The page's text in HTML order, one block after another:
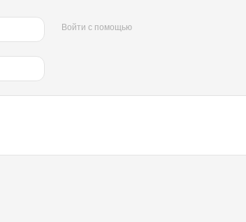
Войти с помощью